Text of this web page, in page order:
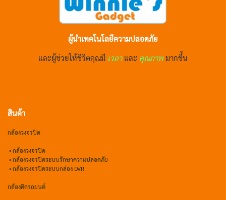
ผู้นำเทคโนโลยีความปลอดภัย
และผู้ช่วยให้ชีวิตคุณมี เวลา และ คุณภาพ มากขึ้น
สินค้า
กล้องวงจรปิด
•กล้องวงจรปิด
•กล้องวงจรปิดระบบรักษาความปลอดภัย
• กล้องวงจรปิดระบบกล่อง DVR
กล้องติดรถยนต์